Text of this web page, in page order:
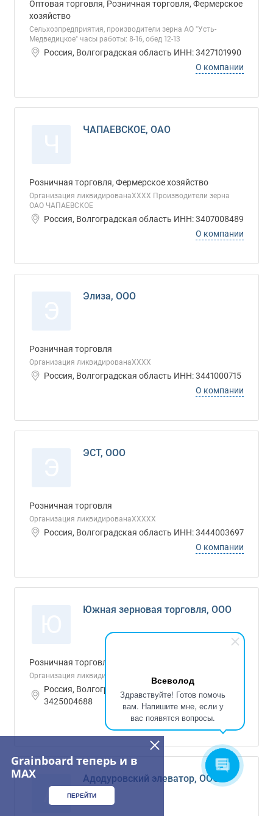
Всеволод
Здравствуйте! Готов помочь
вам. Напишите мне, если у
вас появятся вопросы.
Оптовая торговля, Розничная торговля, Фермерское
хозяйство
Сельхозпредприятия, производители зерна АО "Усть-
Медведицкое" часы работы: 8-16, обед 12-13
Россия, Волгоградская область ИНН: 3427101990
О компании
ЧАПАЕВСКОЕ, ОАО
Розничная торговля, Фермерское хозяйство
Организация ликвидированаХХХХ Производители зерна
ОАО ЧАПАЕВСКОЕ
Россия, Волгоградская область ИНН: 3407008489
О компании
Элиза, ООО
Розничная торговля
Организация ликвидированаХХХХ
Россия, Волгоградская область ИНН: 3441000715
О компании
ЭСТ, ООО
Розничная торговля
Организация ликвидированаХХХХХ
Россия, Волгоградская область ИНН: 3444003697
О компании
Южная зерновая торговля, ООО
Розничная торговля
Организация ликвидированаХХХХ
Россия, Волгоградская область ИНН:
3425004688
О компании
А
Адодуровский элеватор, ООО
Grainboard теперь и в
MAX
ПЕРЕЙТИ